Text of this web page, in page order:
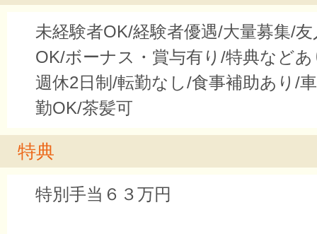
未経験者OK/経験者優遇/大量募集/
OK/ボーナス・賞与有り/特典など
週休2日制/転勤なし/食事補助あり/
勤OK/茶髪可
特典
特別手当６３万円